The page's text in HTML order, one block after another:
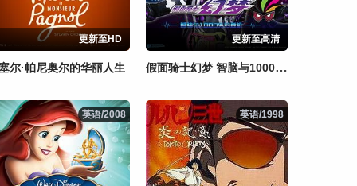
更新至HD
尔·帕尼奥尔的华丽人生
更新至高清
假面骑士幻梦 智脑与1000%的危机
英语/2008
英语/2008 英语/1998
英语/1998